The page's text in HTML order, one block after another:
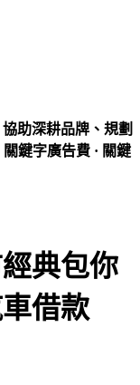
助深耕品牌、規劃
鍵字廣告費 · 關鍵
典包你
借款